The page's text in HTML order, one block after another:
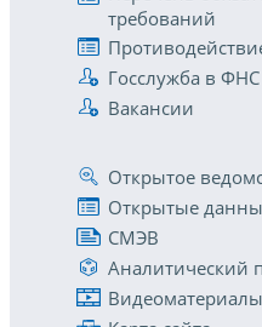
требований
Госслужба в
Вакансии
Открытое
Открытые
СМЭВ
Аналитический
Видеоматериалы